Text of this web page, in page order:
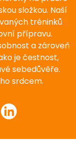
složkou. Naší
tréninků
přípravu.
a zároveň
je čestnost,
sebedůvěře.
srdcem.
LinkedIn